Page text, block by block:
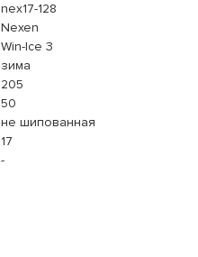
nex17-128
Nexen
Win-Ice 3
зима
205
50
не шипованная
17
-